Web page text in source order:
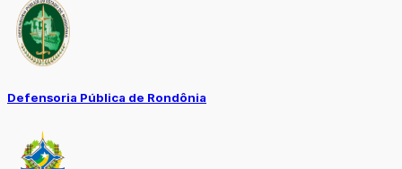
Defensoria Pública de Rondônia